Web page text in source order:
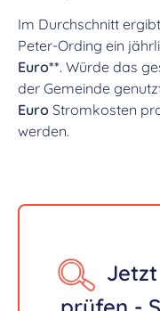
Im Durchschnitt
Peter-Ording ein
Euro**. Würde das
der Gemeinde
Euro Stromkosten
werden.